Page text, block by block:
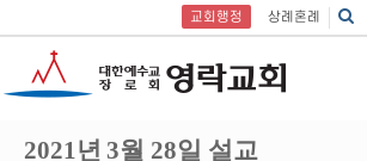
교회행정 상례혼례
2021년 3월 28일 설교